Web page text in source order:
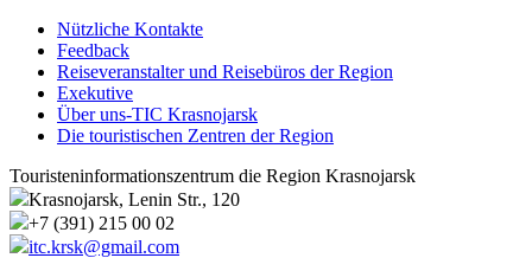
Nützliche Kontakte
Feedback
Reiseveranstalter und Reisebüros der Region
Exekutive
Über uns-TIC Krasnojarsk
Die touristischen Zentren der Region
Touristeninformationszentrum die Region Krasnojarsk
Krasnojarsk, Lenin Str., 120
+7 (391) 215 00 02
itc.krsk@gmail.com